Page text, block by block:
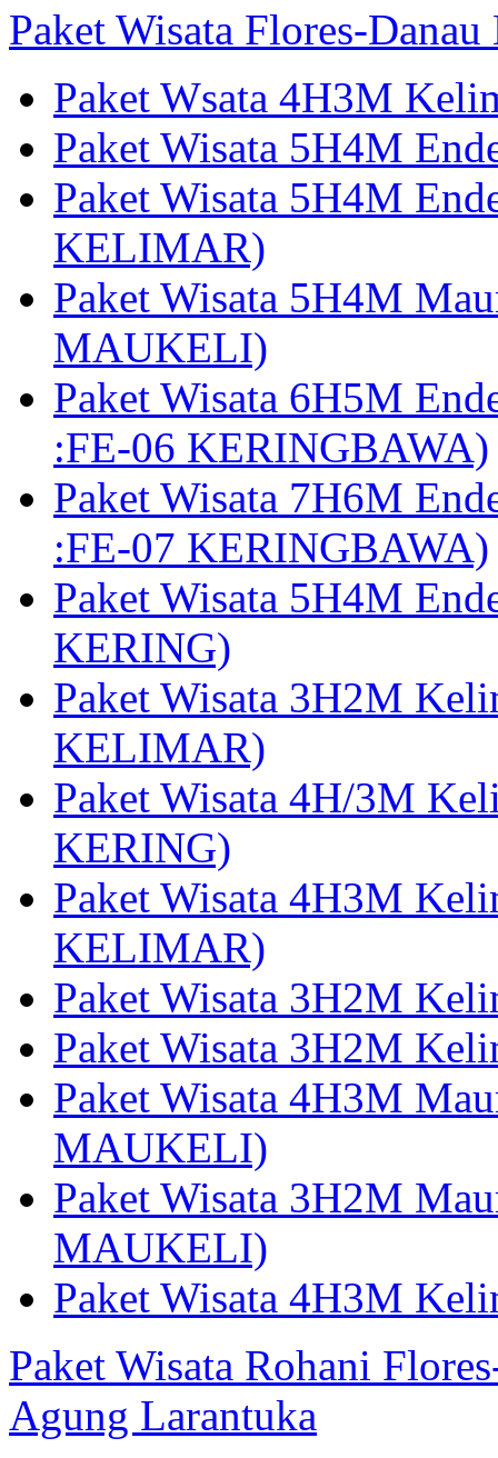
Paket Wisata Flores-
Paket Wsata 4H3M
Paket Wisata 5H4M
Paket Wisata 5H4M
KELIMAR)
Paket Wisata 5H4M
MAUKELI)
Paket Wisata 6H5M
:FE-06 KERINGBAWA)
Paket Wisata 7H6M
:FE-07 KERINGBAWA)
Paket Wisata 5H4M
KERING)
Paket Wisata 3H2M
KELIMAR)
Paket Wisata 4H/3M
KERING)
Paket Wisata 4H3M
KELIMAR)
Paket Wisata 3H2M
Paket Wisata 3H2M
Paket Wisata 4H3M
MAUKELI)
Paket Wisata 3H2M
MAUKELI)
Paket Wisata 4H3M
Paket Wisata Rohani
Agung Larantuka